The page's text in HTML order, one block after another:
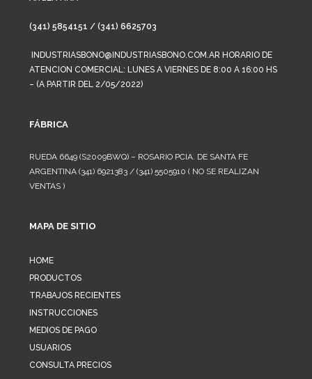
(341) 5854151 / (341) 6625703
INDUSTRIASBONO@INDUSTRIASBONO.COM.AR HORARIO DE
ATENCION COMERCIAL: LUNES A VIERNES DE 8:00 A 16:00 HS
– (A PARTIR DEL 2/05/2022)
FÁBRICA
RUEDA 6649 (S2009BWQ) – ROSARIO PCIA. DE SANTA FE
ARGENTINA (341) 6921383 / (341) 5505910 ( NO SE REALIZAN
VENTAS )
MAPA DE SITIO
HOME
PRODUCTOS
TRABAJOS RECIENTES
INSTRUCCIONES
MEDIOS DE PAGO
USUARIOS
CONSULTA PRECIOS